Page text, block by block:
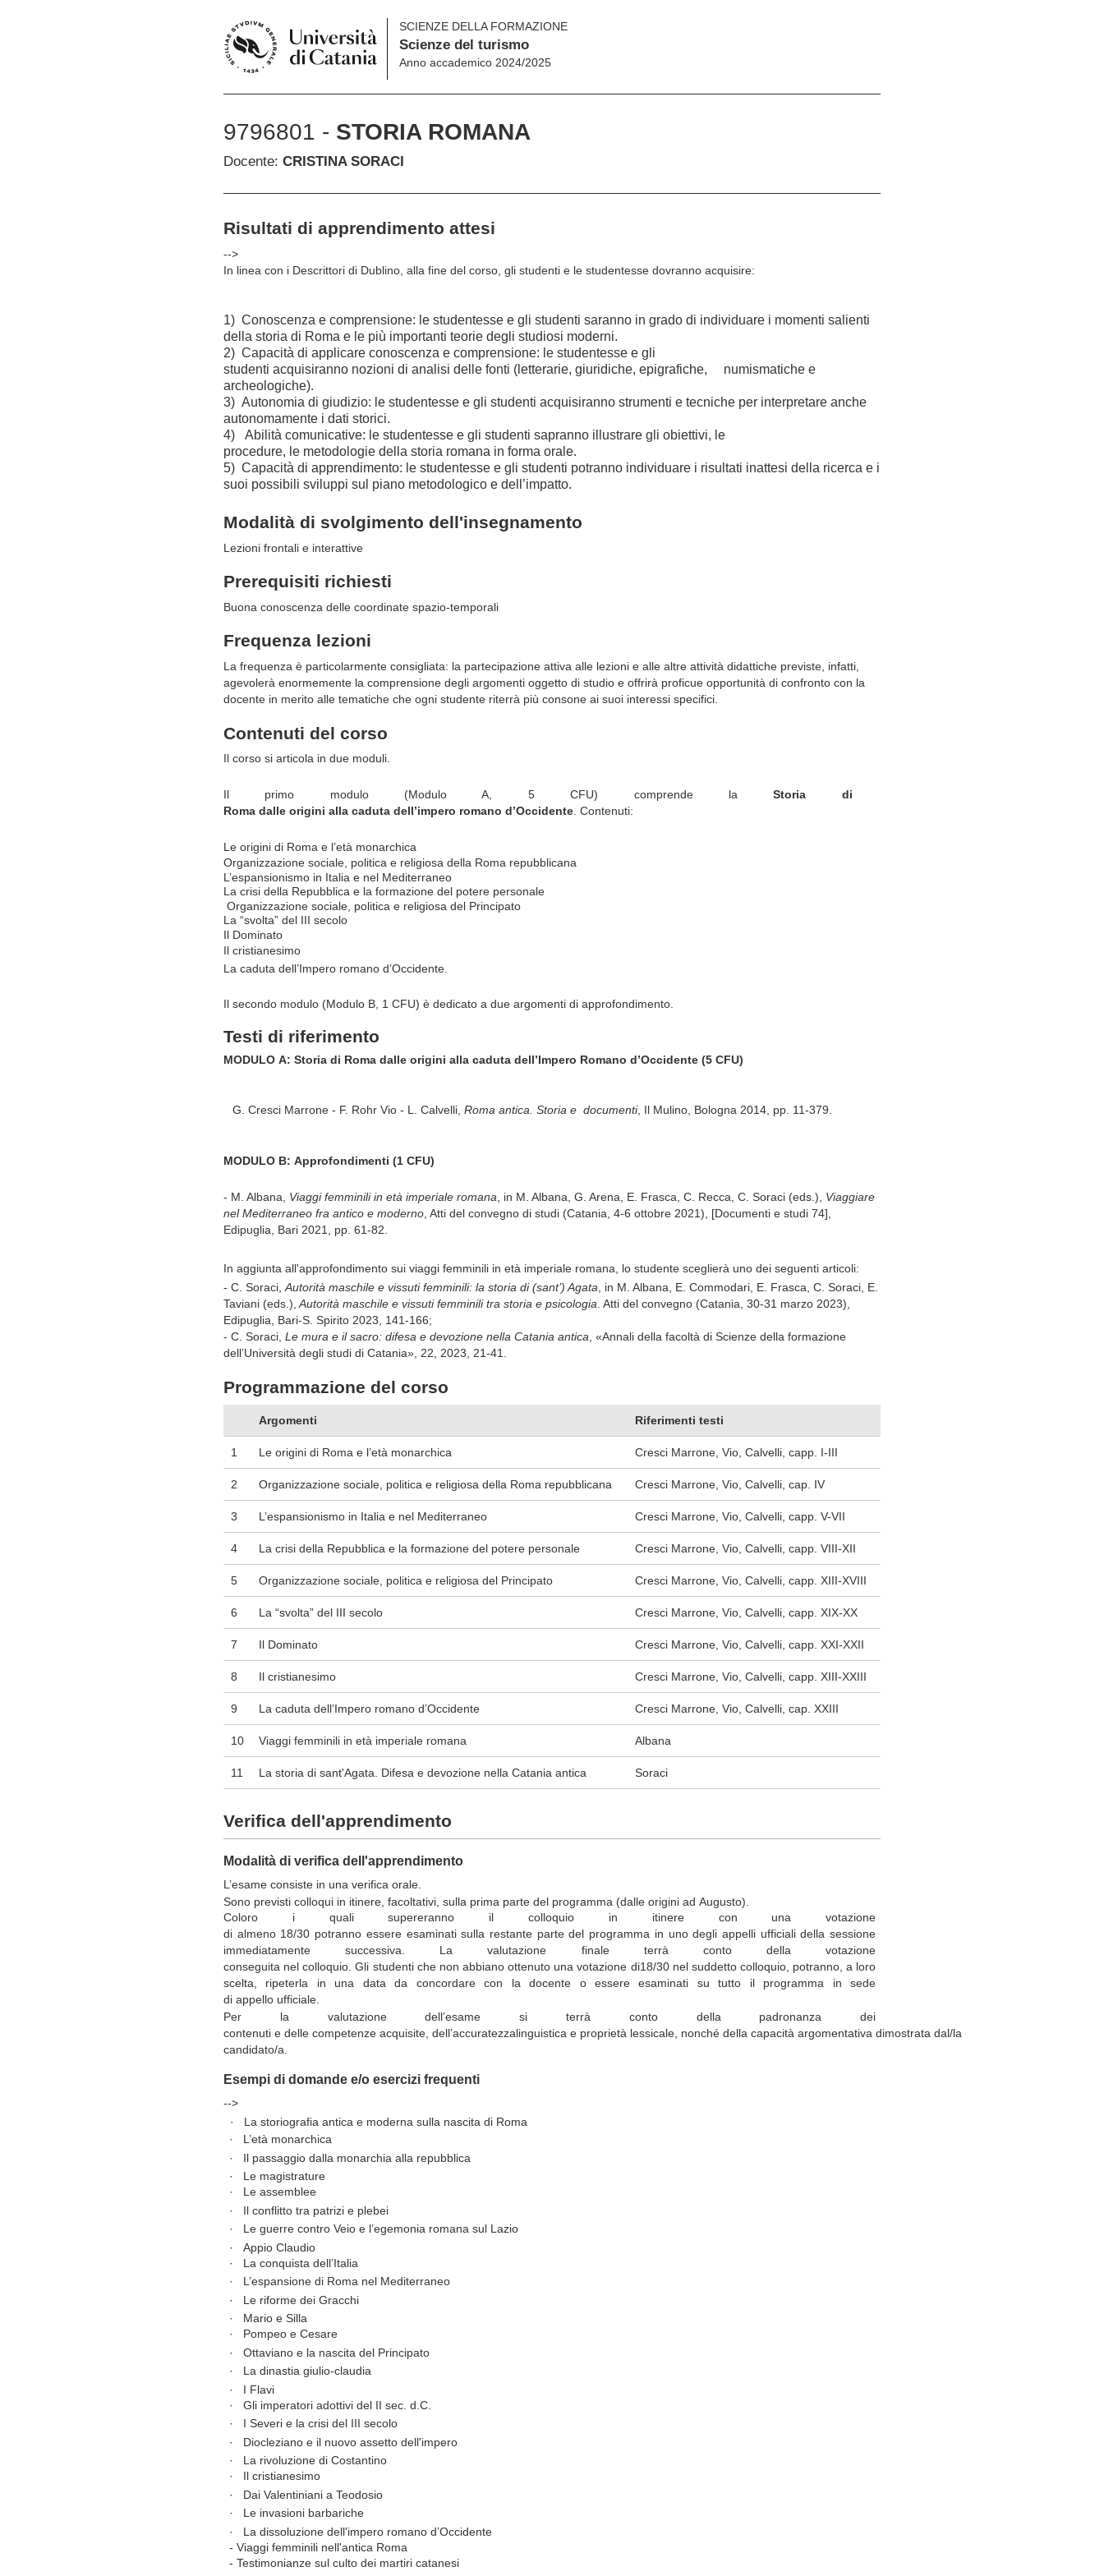
SCIENZE DELLA FORMAZIONE
Scienze del turismo
Anno accademico 2024/2025
9796801 - STORIA ROMANA
Docente: CRISTINA SORACI
Risultati di apprendimento attesi
-->
In linea con i Descrittori di Dublino, alla fine del corso, gli studenti e le studentesse dovranno acquisire:
1) Conoscenza e comprensione: le studentesse e gli studenti saranno in grado di individuare i momenti salienti
della storia di Roma e le più importanti teorie degli studiosi moderni.
2) Capacità di applicare conoscenza e comprensione: le studentesse e gli
studenti acquisiranno nozioni di analisi delle fonti (letterarie, giuridiche, epigrafiche, numismatiche e
archeologiche).
3) Autonomia di giudizio: le studentesse e gli studenti acquisiranno strumenti e tecniche per interpretare anche
autonomamente i dati storici.
4)
Abilità comunicative: le studentesse e gli studenti sapranno illustrare gli obiettivi, le
procedure, le metodologie della storia romana in forma orale.
5) Capacità di apprendimento: le studentesse e gli studenti potranno individuare i risultati inattesi della ricerca e i
suoi possibili sviluppi sul piano metodologico e dell’impatto.
Modalità di svolgimento dell'insegnamento
Lezioni frontali e interattive
Prerequisiti richiesti
Buona conoscenza delle coordinate spazio-temporali
Frequenza lezioni
La frequenza è particolarmente consigliata: la partecipazione attiva alle lezioni e alle altre attività didattiche previste, infatti,
agevolerà enormemente la comprensione degli argomenti oggetto di studio e offrirà proficue opportunità di confronto con la
docente in merito alle tematiche che ogni studente riterrà più consone ai suoi interessi specifici.
Contenuti del corso
Il corso si articola in due moduli.
Il primo modulo (Modulo A, 5 CFU) comprende laStoria di
Roma dalle origini alla caduta dell’impero romano d’Occidente Contenuti:
Le origini di Roma e l’età monarchica
Organizzazione sociale, politica e religiosa della Roma repubblicana
L’espansionismo in Italia e nel Mediterraneo
La crisi della Repubblica e la formazione del potere personale
Organizzazione sociale, politica e religiosa del Principato
La “svolta” del III secolo
Il Dominato
Il cristianesimo
La caduta dell’Impero romano d’Occidente.
Il secondo modulo (Modulo B, 1 CFU) è dedicato a due argomenti di approfondimento.
Testi di riferimento
MODULO A: Storia di Roma dalle origini alla caduta dell’Impero Romano d’Occidente (5 CFU)
G. Cresci Marrone - F. Rohr Vio - L. Calvelli,Roma antica. Storia e documenti, Il Mulino, Bologna 2014, pp. 11-379.
MODULO B: Approfondimenti (1 CFU)
- M. Albana, Viaggi femminili in età imperiale romana , in M. Albana, G. Arena, E. Frasca, C. Recca, C. Soraci (eds.),
Viaggiare
nel Mediterraneo fra antico e moderno , Atti del convegno di studi (Catania, 4-6 ottobre 2021), [Documenti e studi 74],
Edipuglia, Bari 2021, pp. 61-82.
In aggiunta all'approfondimento sui viaggi femminili in età imperiale romana, lo studente sceglierà uno dei seguenti articoli:
- C. Soraci,Autorità maschile e vissuti femminili: la storia di (sant’) Agata, in M. Albana, E. Commodari, E. Frasca, C. Soraci, E.
Taviani (eds.),Autorità maschile e vissuti femminili tra storia e psicologia. Atti del convegno (Catania, 30-31 marzo 2023),
Edipuglia, Bari-S. Spirito 2023, 141-166;
- C. Soraci, Le mura e il sacro: difesa e devozione nella Catania antica, «Annali della facoltà di Scienze della formazione
dell’Università degli studi di Catania», 22, 2023, 21-41.
Programmazione del corso
Argomenti Riferimenti testi
1 Le origini di Roma e l’età monarchica Cresci Marrone, Vio, Calvelli, capp. I-III
2 Organizzazione sociale, politica e religiosa della Roma repubblicana Cresci Marrone, Vio, Calvelli, cap. IV
3 L’espansionismo in Italia e nel Mediterraneo Cresci Marrone, Vio, Calvelli, capp. V-VII
4 La crisi della Repubblica e la formazione del potere personale Cresci Marrone, Vio, Calvelli, capp. VIII-XII
5 Organizzazione sociale, politica e religiosa del Principato Cresci Marrone, Vio, Calvelli, capp. XIII-XVIII
6 La “svolta” del III secolo Cresci Marrone, Vio, Calvelli, capp. XIX-XX
7 Il Dominato Cresci Marrone, Vio, Calvelli, capp. XXI-XXII
8 Il cristianesimo Cresci Marrone, Vio, Calvelli, capp. XIII-XXIII
9 La caduta dell’Impero romano d’Occidente Cresci Marrone, Vio, Calvelli, cap. XXIII
10 Viaggi femminili in età imperiale romana Albana
11 La storia di sant'Agata. Difesa e devozione nella Catania antica Soraci
Verifica dell'apprendimento
Modalità di verifica dell'apprendimento
L’esame consiste in una verifica orale.
Sono previsti colloqui in itinere, facoltativi, sulla prima parte del programma (dalle origini ad Augusto).
Coloro i quali supereranno il colloquio in itinere con una votazione
di almeno 18/30 potranno essere esaminati sulla restante parte del programma in uno degli appelli ufficiali della sessione
immediatamente
successiva.
La valutazione finale terrà conto della votazione
conseguita nel colloquio. Gli studenti che non abbiano ottenuto una votazione di18/30 nel suddetto colloquio, potranno, a loro
scelta, ripeterla in una data
da concordare con la docente o essere esaminati su tutto il programma in
sede
di appello ufficiale.
Per la valutazione dell’esame si terrà conto della padronanza dei
contenuti e delle competenze acquisite, dell’accuratezzalinguistica e proprietà lessicale, nonché della capacità argomentativa dimostrata dal/la
candidato/a.
Esempi di domande e/o esercizi frequenti
-->
·
La storiografia antica e moderna sulla nascita di Roma
·
L’età monarchica
·
Il passaggio dalla monarchia alla repubblica
·
Le magistrature
·
Le assemblee
·
Il conflitto tra patrizi e plebei
·
Le guerre contro Veio e l’egemonia romana sul Lazio
·
Appio Claudio
·
La conquista dell’Italia
·
L’espansione di Roma nel Mediterraneo
·
Le riforme dei Gracchi
·
Mario e Silla
·
Pompeo e Cesare
·
Ottaviano e la nascita del Principato
·
La dinastia giulio-claudia
·
I Flavi
·
Gli imperatori adottivi del II sec. d.C.
·
I Severi e la crisi del III secolo
·
Diocleziano e il nuovo assetto dell'impero
·
La rivoluzione di Costantino
·
Il cristianesimo
·
Dai Valentiniani a Teodosio
·
Le invasioni barbariche
·
La dissoluzione dell'impero romano d’Occidente
- Viaggi femminili nell'antica Roma
- Testimonianze sul culto dei martiri catanesi